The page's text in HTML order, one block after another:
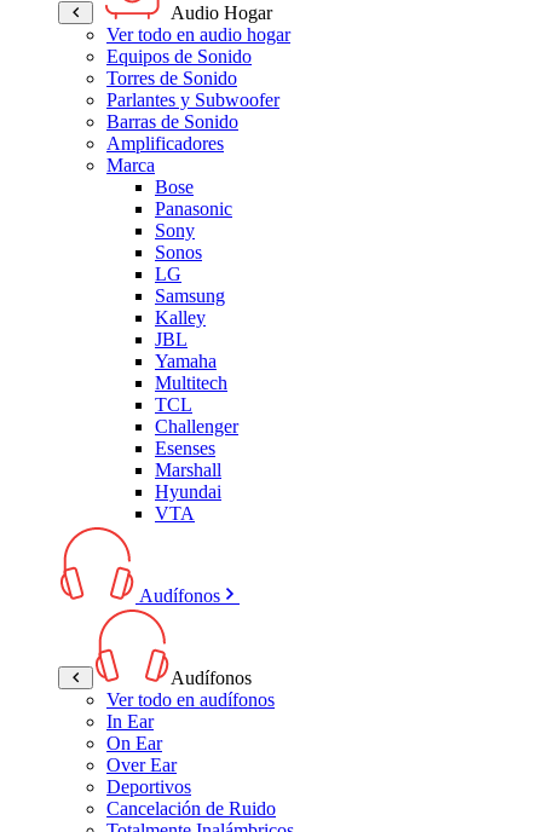
Audio Hogar
Ver todo en audio hogar
Equipos de Sonido
Torres de Sonido
Parlantes y Subwoofer
Barras de Sonido
Amplificadores
Marca
Bose
Panasonic
Sony
Sonos
LG
Samsung
Kalley
JBL
Yamaha
Multitech
TCL
Challenger
Esenses
Marshall
Hyundai
VTA
Audífonos
Audífonos
Ver todo en audífonos
In Ear
On Ear
Over Ear
Deportivos
Cancelación de Ruido